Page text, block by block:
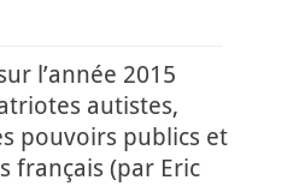
l’année 2015
autistes,
pouvoirs publics et
français (par Eric